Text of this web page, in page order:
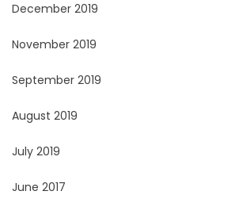
December 2019
November 2019
September 2019
August 2019
July 2019
June 2017